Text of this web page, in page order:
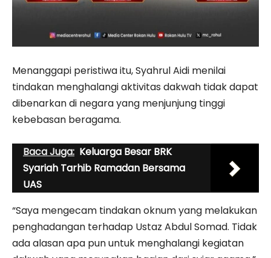
Menanggapi peristiwa itu, Syahrul Aidi menilai
tindakan menghalangi aktivitas dakwah tidak dapat
dibenarkan di negara yang menjunjung tinggi
kebebasan beragama.
Baca Juga: Keluarga Besar BRK
Syariah Tarhib Ramadan Bersama
UAS
“Saya mengecam tindakan oknum yang melakukan
penghadangan terhadap Ustaz Abdul Somad. Tidak
ada alasan apa pun untuk menghalangi kegiatan